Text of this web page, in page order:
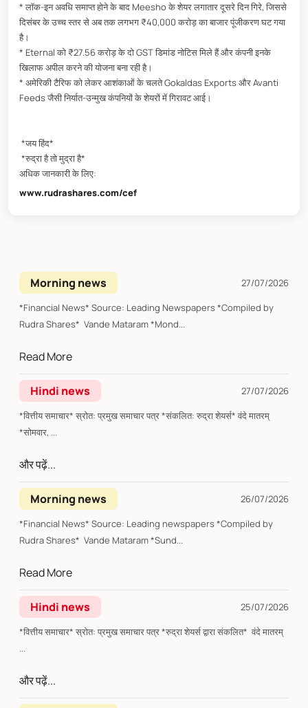
* लॉक-इन अवधि समाप्त होने के बाद Meesho के शेयर लगातार दूसरे दिन गिरे, जिससे
दिसंबर के उच्च स्तर से अब तक लगभग ₹40,000 करोड़ का बाजार पूंजीकरण घट गया
है।
* Eternal को ₹27.56 करोड़ के दो GST डिमांड नोटिस मिले हैं और कंपनी इनके
खिलाफ अपील करने की योजना बना रही है।
* अमेरिकी टैरिफ को लेकर आशंकाओं के चलते Gokaldas Exports और Avanti
Feeds जैसी निर्यात-उन्मुख कंपनियों के शेयरों में गिरावट आई।
*जय हिंद*
*रुद्रा है तो मुद्रा है*
अधिक जानकारी के लिए:
www.rudrashares.com/cef
Morning news
27/07/2026
*Financial News* Source: Leading Newspapers *Compiled by
Rudra Shares* Vande Mataram *Mond...
Read More
Hindi news
27/07/2026
*वित्तीय समाचार* स्रोत: प्रमुख समाचार पत्र *संकलित: रुद्रा शेयर्स* वंदे मातरम्
*सोमवार, ...
और पढ़ें...
Morning news
26/07/2026
*Financial News* Source: Leading newspapers *Compiled by
Rudra Shares* Vande Mataram *Sund...
Read More
Hindi news
25/07/2026
*वित्तीय समाचार* स्रोत: प्रमुख समाचार पत्र *रुद्रा शेयर्स द्वारा संकलित* वंदे मातरम्
...
और पढ़ें...